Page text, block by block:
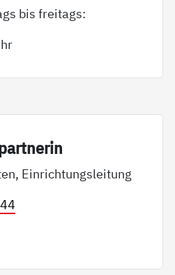
bis freitags:
Einrichtungsleitung